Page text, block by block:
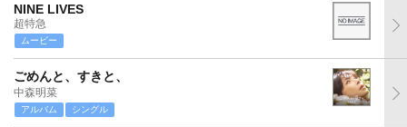
NINE LIVES
超特急
ムービー
ごめんと、すきと、
中森明菜
アルバム シングル